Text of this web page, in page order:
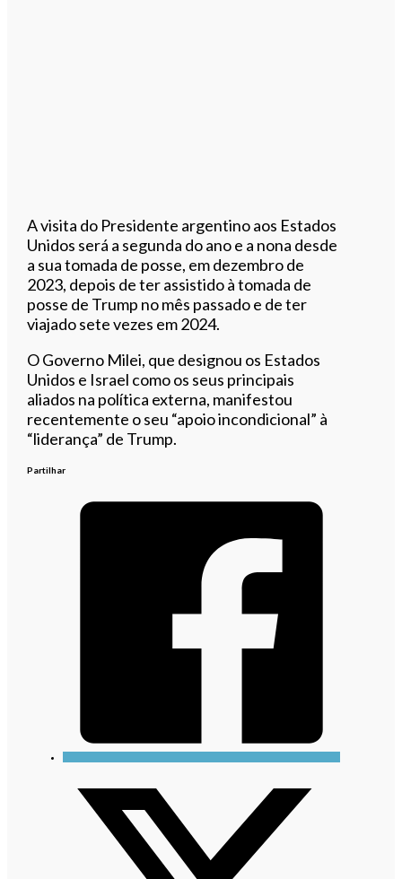
A visita do Presidente argentino aos Estados
Unidos será a segunda do ano e a nona desde
a sua tomada de posse, em dezembro de
2023, depois de ter assistido à tomada de
posse de Trump no mês passado e de ter
viajado sete vezes em 2024.
O Governo Milei, que designou os Estados
Unidos e Israel como os seus principais
aliados na política externa, manifestou
recentemente o seu “apoio incondicional” à
“liderança” de Trump.
Partilhar